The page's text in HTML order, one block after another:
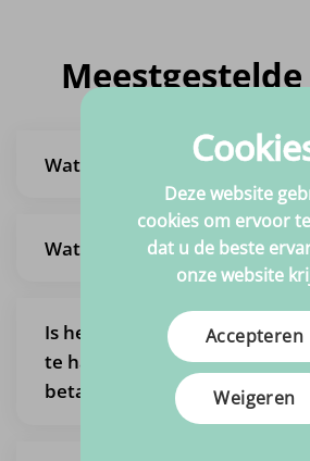
Wat is de levertijd?
Wat zijn de verzendkosten?
Is het ook mogelijk om een
te halen, zodat ik geen
betaal?
Deze website
cookies om ervoor
dat u de beste
onze website
Accepteren
Weigeren